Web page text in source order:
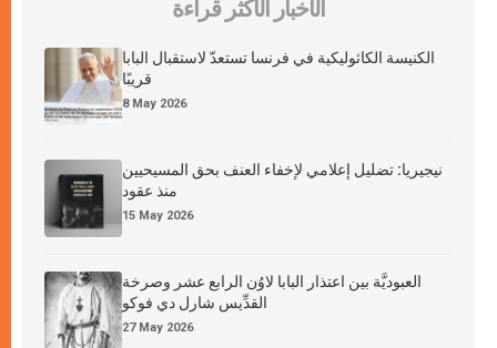
الأخبار الأكثر قراءة
الكنيسة الكاثوليكية في فرنسا تستعدّ لاستقبال البابا
قريبًا
8 May 2026
نيجيريا: تضليل إعلامي لإخفاء العنف بحق المسيحيين
منذ عقود
15 May 2026
العبوديَّة بين اعتذار البابا لاوُن الرابع عشر وصرخة
القدِّيس شارل دي فوكو
27 May 2026